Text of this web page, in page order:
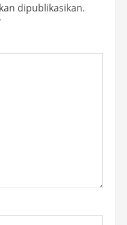
dipublikasikan.